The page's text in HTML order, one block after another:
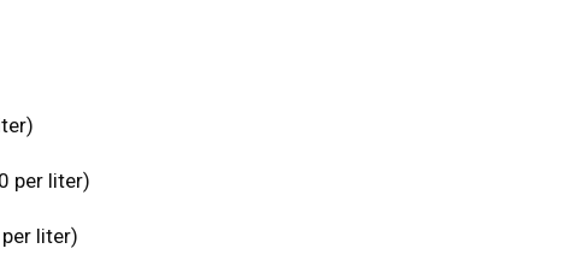
per liter)
liter)